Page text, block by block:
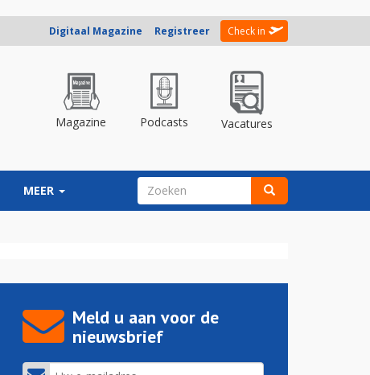
Digitaal Magazine Registreer Check in
Magazine Podcasts Vacatures
MEER ZOEKVELD
Meld u aan voor de
nieuwsbrief